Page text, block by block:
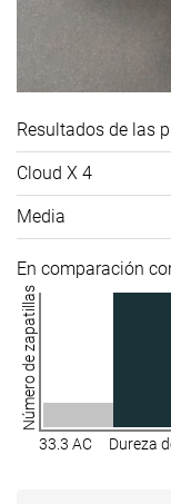
Resultados de las
Cloud X 4
Media
En comparación
Número de zapatillas
33.3 AC Dureza